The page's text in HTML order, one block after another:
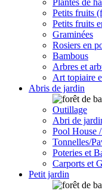
Plantes de
Petits fruits
Petits fruits
Graminées
Rosiers en
Bambous
Arbres et
Art topiaire
Abris de jardin
Outillage
Abri de
Pool House
Tonnelles/
Poteries et
Carports et
Petit jardin